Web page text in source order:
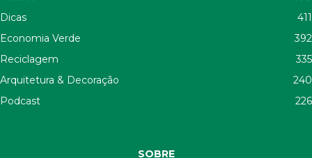
Dicas
411
Economia Verde
392
Reciclagem
335
Arquitetura & Decoração
240
Podcast
226
SOBRE